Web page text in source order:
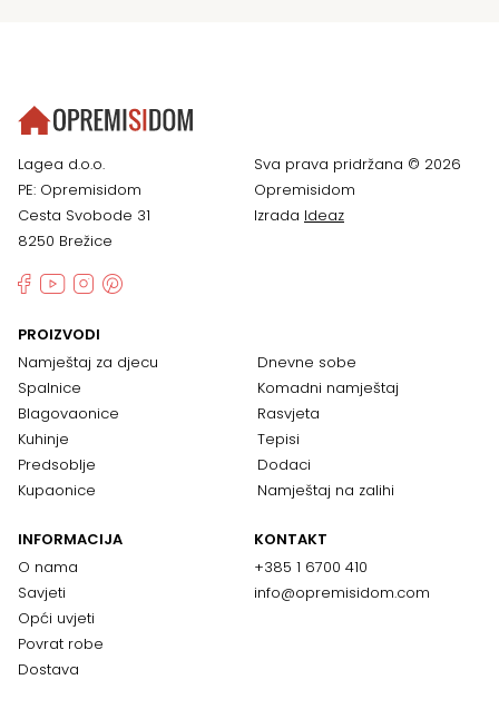
Lagea d.o.o.
PE: Opremisidom
Cesta Svobode 31
8250 Brežice
Sva prava pridržana © 2026
Opremisidom
Izrada Ideaz
PROIZVODI
Namještaj za djecu
Spalnice
Blagovaonice
Kuhinje
Predsoblje
Kupaonice
Dnevne sobe
Komadni namještaj
Rasvjeta
Tepisi
Dodaci
Namještaj na zalihi
INFORMACIJA
O nama
Savjeti
Opći uvjeti
Povrat robe
Dostava
KONTAKT
+385 1 6700 410
info@opremisidom.com